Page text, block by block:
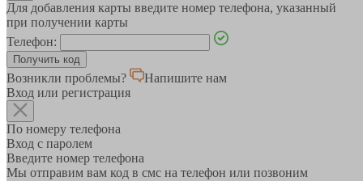
Для добавления карты введите номер телефона, указанный
при получении карты
Телефон:
Возникли проблемы?
Напишите нам
Вход или регистрация
По номеру телефона
Вход с паролем
Введите номер телефона
Мы отправим вам код в смс на телефон или позвоним